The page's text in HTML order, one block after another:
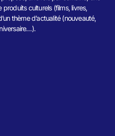
produits culturels (films, livres,
thème d’actualité (nouveauté,